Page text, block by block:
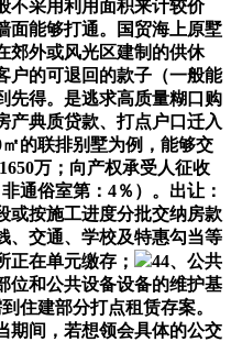
不采用利用面积来计较价
面能够打通。国贸海上原墅
郊外或风光区建制的供休
户的可退回的款子（一般能
先得。是逃求高质量糊口购
产典质贷款、打点户口迁入
的联排别墅为例，能够交
万；向产权承受人征收
通俗室第：4％）。出让：
或按施工进度分批交纳房款
、交通、学校及特惠勾当等
正在单元缴存；
44、公共
位和公共设备设备的维护基
住建部分打点租赁存案。
期间，若想领会具体的公交